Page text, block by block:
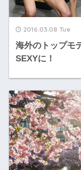
2016.03.08 Tue
海外のトップモ
SEXYに！